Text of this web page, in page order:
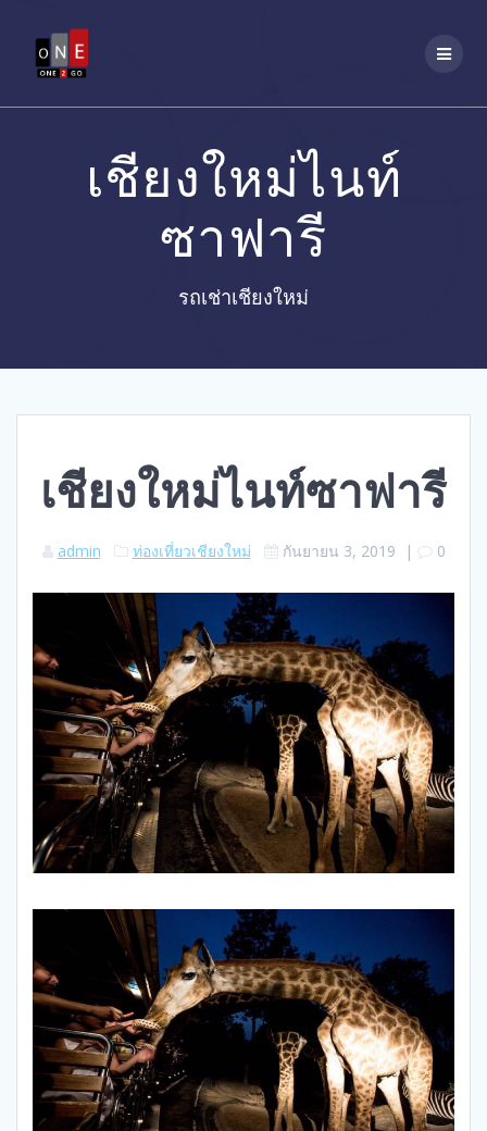
เชียงใหม่ไนท์
ซาฟารี
รถเช่าเชียงใหม่
เชียงใหม่ไนท์ซาฟารี
admin ท่องเที่ยวเชียงใหม่ กันยายน 3, 2019 | 0